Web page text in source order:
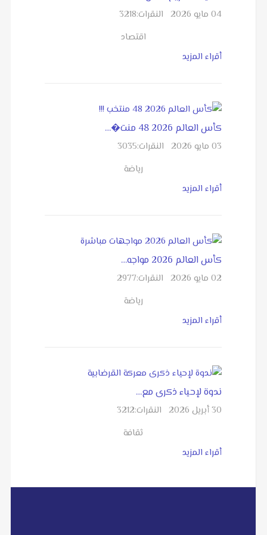
04 مايو 2026 النقرات:3218
اقتصاد
أقراء المزيد
كأس العالم 2026 48 منت�…
03 مايو 2026 النقرات:3035
رياضة
أقراء المزيد
كأس العالم 2026 مواجه…
02 مايو 2026 النقرات:2977
رياضة
أقراء المزيد
ندوة لإحياء ذكرى مع…
30 أبريل 2026 النقرات:3212
ثقافة
أقراء المزيد